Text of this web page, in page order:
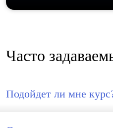
Часто
Подойдет ли мне